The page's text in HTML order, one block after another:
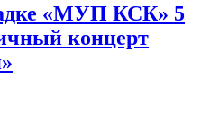
«МУП КСК» 5
концерт